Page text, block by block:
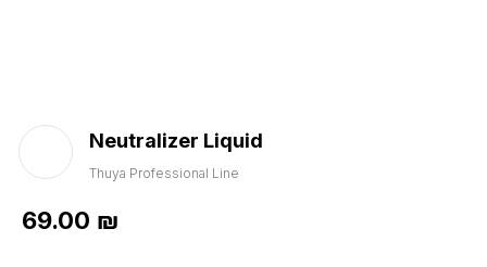
Neutralizer Liquid
Thuya Professional Line
69.00 ₪